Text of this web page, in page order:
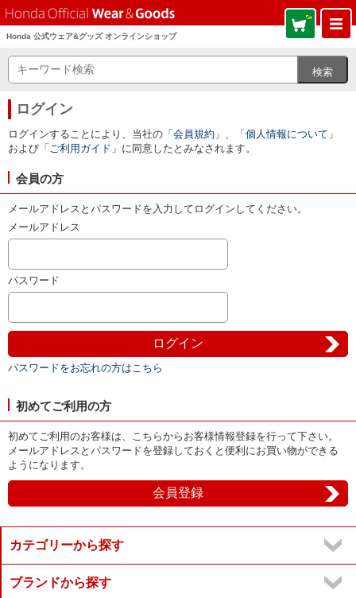
Honda 公式ウェア&グッズ オンラインショップ
ログイン
ログインすることにより、当社の 「会員規約」 、
「個人情報について」
および 「ご利用ガイド」 に同意したとみなされます。
会員の方
メールアドレスとパスワードを入力してログインしてください。
メールアドレス
パスワード
パスワードをお忘れの方はこちら
初めてご利用の方
初めてご利用のお客様は、こちらからお客様情報登録を行って下さい。
メールアドレスとパスワードを登録しておくと便利にお買い物ができる
ようになります。
カテゴリーから探す
ブランドから探す